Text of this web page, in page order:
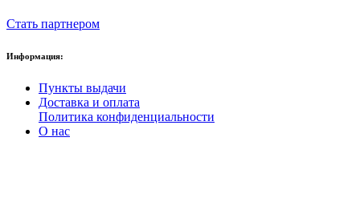
Стать партнером
Информация:
Пункты выдачи
Доставка и оплата
Политика конфиденциальности
О нас